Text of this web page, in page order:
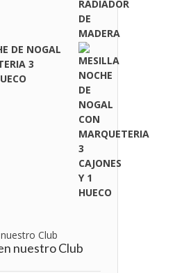
DE NOGAL
3
nuestro Club